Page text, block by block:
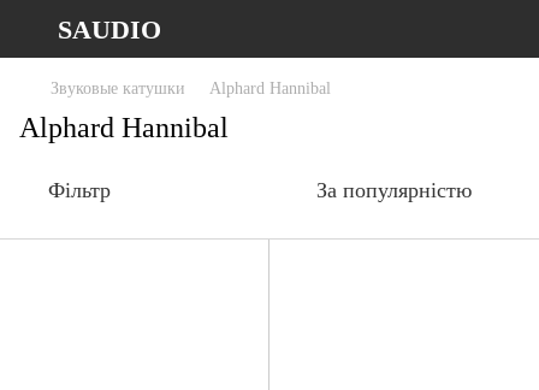
SAUDIO
Звуковые катушки Alphard Hannibal
Alphard Hannibal
Фільтр За популярністю